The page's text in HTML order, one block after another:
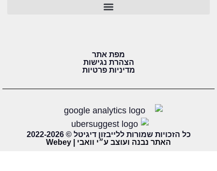
מפת אתר
הצהרת נגישות
מדיניות פרטיות
כל הזכויות שמורות ללייבזון דיגיטל © 2022-2026
האתר נבנה ועוצב ע״י וואבי | Webey